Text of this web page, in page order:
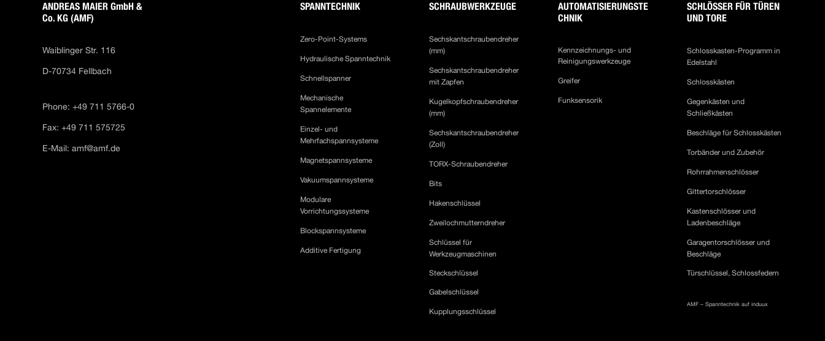
ANDREAS MAIER GmbH &
Co. KG (AMF)
Waiblinger Str. 116
D-70734 Fellbach
Phone: +49 711 5766-0
Fax: +49 711 575725
E-Mail:amf@amf.de
SPANNTECHNIK
Zero-Point-Systems
Hydraulische Spanntechnik
Schnellspanner
Mechanische
Spannelemente
Einzel- und
Mehrfachspannsysteme
Magnetspannsysteme
Vakuumspannsysteme
Modulare
Vorrichtungssysteme
Blockspannsysteme
Additive Fertigung
SCHRAUBWERKZEUGE
Sechskantschraubendreher
(mm)
Sechskantschraubendreher
mit Zapfen
Kugelkopfschraubendreher
(mm)
Sechskantschraubendreher
(Zoll)
TORX-Schraubendreher
Bits
Hakenschlüssel
Zweilochmutterndreher
Schlüssel für
Werkzeugmaschinen
Steckschlüssel
Gabelschlüssel
Kupplungsschlüssel
AUTOMATISIERUNGSTE
CHNIK
Kennzeichnungs- und
Reinigungswerkzeuge
Greifer
Funksensorik
SCHLÖSSER FÜR TÜREN
UND TORE
Schlosskasten-Programm in
Edelstahl
Schlosskästen
Gegenkästen und
Schließkästen
Beschläge für Schlosskästen
Torbänder und Zubehör
Rohrrahmenschlösser
Gittertorschlösser
Kastenschlösser und
Ladenbeschläge
Garagentorschlösser und
Beschläge
Türschlüssel, Schlossfedern
AMF – Spanntechnik auf induux